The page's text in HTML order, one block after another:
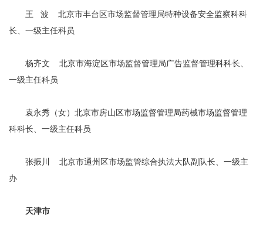
王 波 北京市丰台区市场监督管理局特种设备安全监察科科
长、一级主任科员
杨齐文 北京市海淀区市场监督管理局广告监督管理科科长、
一级主任科员
袁永秀（女）北京市房山区市场监督管理局药械市场监督管理
科科长、一级主任科员
张振川 北京市通州区市场监管综合执法大队副队长、一级主
办
天津市